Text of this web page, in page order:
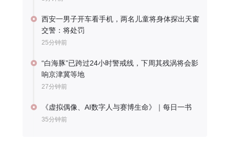
西安一男子开车看手机，两名儿童将身体探出天窗
交警：将处罚
25分钟前
“白海豚”已跨过24小时警戒线，下周其残涡将会影
响京津冀等地
27分钟前
《虚拟偶像、AI数字人与赛博生命》｜每日一书
35分钟前